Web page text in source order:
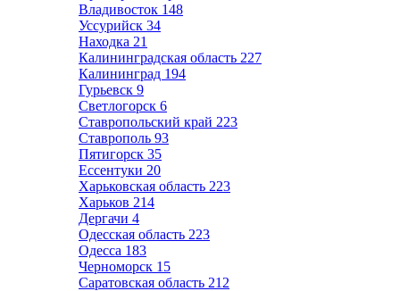
Владивосток 148
Уссурийск 34
Находка 21
Калининградская область 227
Калининград 194
Гурьевск 9
Светлогорск 6
Ставропольский край 223
Ставрополь 93
Пятигорск 35
Ессентуки 20
Харьковская область 223
Харьков 214
Дергачи 4
Одесская область 223
Одесса 183
Черноморск 15
Саратовская область 212